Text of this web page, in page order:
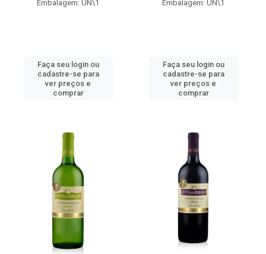
Embalagem: UN\1
Faça seu login ou
cadastre-se para
ver preços e
comprar
Embalagem: UN\1
Faça seu login ou
cadastre-se para
ver preços e
comprar